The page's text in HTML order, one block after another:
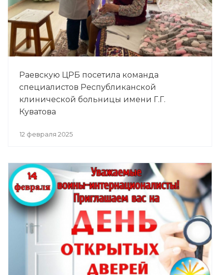
Раевскую ЦРБ посетила команда
специалистов Республиканской
клинической больницы имени Г.Г.
Куватова
12 февраля 2025